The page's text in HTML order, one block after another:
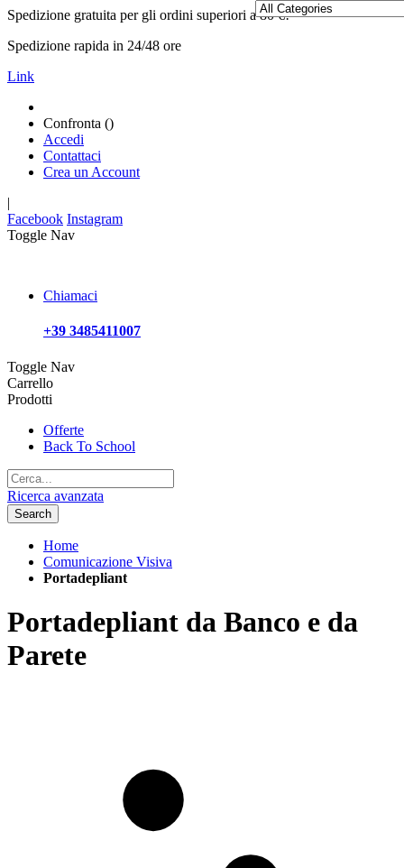
Spedizione gratuita per gli ordini superiori a 80 €!
Spedizione rapida in 24/48 ore
Link
Confronta ()
Accedi
Contattaci
Crea un Account
|
Facebook Instagram
Toggle Nav
Chiamaci
+39 3485411007
Toggle Nav
Carrello
Prodotti
Offerte
Back To School
Ricerca avanzata
Search
Home
Comunicazione Visiva
Portadepliant
Portadepliant da Banco e da
Parete